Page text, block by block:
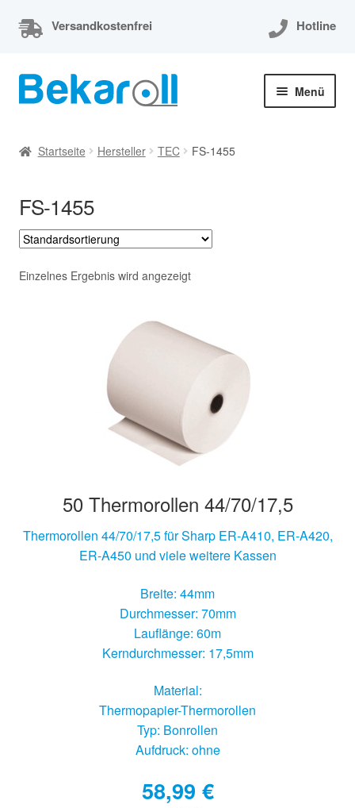
Versandkostenfrei Hotline
Zur
Navigation
Zum
Inhalt
Menü
EC-Cash Rollen
Hersteller/Gerät
Apothekenrollen
Rollen für Waagen
Sonderrollen
Startseite Hersteller TEC FS-1455
FS-1455
Einzelnes Ergebnis wird angezeigt
50 Thermorollen 44/70/17,5
Thermorollen 44/70/17,5 für Sharp ER-A410, ER-A420,
ER-A450 und viele weitere Kassen
Breite: 44mm
Durchmesser: 70mm
Lauflänge: 60m
Kerndurchmesser: 17,5mm
Material:
Thermopapier-Thermorollen
Typ: Bonrollen
Aufdruck: ohne
58,99 €